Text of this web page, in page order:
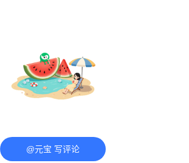
@元宝 写评论